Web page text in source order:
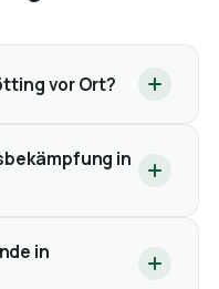
vor Ort?
in
in